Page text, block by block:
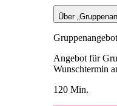
Über
Gruppenangebot
Angebot für
Wunschtermin
120 Min.